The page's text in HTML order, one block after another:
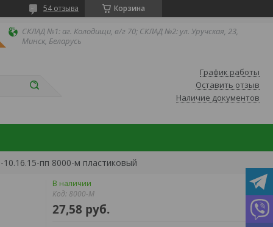
Корзина
54 отзыва
СКЛАД №1: аг. Колодищи, в/г 70; СКЛАД №2: ул. Уручская, 23,
Минск, Беларусь
График работы
Оставить отзыв
Наличие документов
пп 8000-м пластиковый
В наличии
Код: 8000-М
27,58 руб.